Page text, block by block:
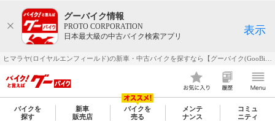
グーバイク情報
PROTO CORPORATION
日本最大級の中古バイク検索アプリ
表示
バイクを
探す
新車
販売店
バイクを
売る
メンテ
ナンス
コミュ
ニティ